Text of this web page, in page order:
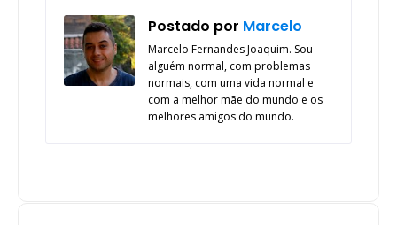
Postado por Marcelo
Marcelo Fernandes Joaquim. Sou
alguém normal, com problemas
normais, com uma vida normal e
com a melhor mãe do mundo e os
melhores amigos do mundo.